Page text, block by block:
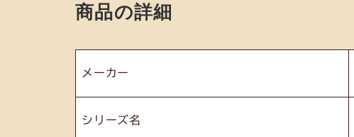
商品の詳細
メーカー
シリーズ名